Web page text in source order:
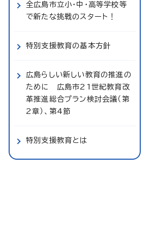
全広島市立小・中・高等学校等
で新たな挑戦のスタート！
特別支援教育の基本方針
広島らしい新しい教育の推進の
ために 広島市21世紀教育改
革推進総合プラン検討会議（第
2章）、第4節
特別支援教育とは